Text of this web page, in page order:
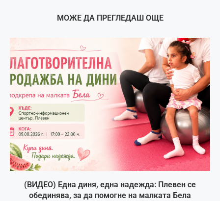
МОЖЕ ДА ПРЕГЛЕДАШ ОЩЕ
(ВИДЕО) Една диня, една надежда: Плевен се
обединява, за да помогне на малката Бела